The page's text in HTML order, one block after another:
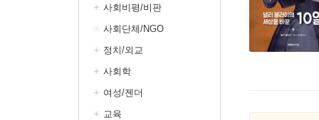
사회비평/비판
사회단체/NGO
정치/외교
사회학
여성/젠더
교육